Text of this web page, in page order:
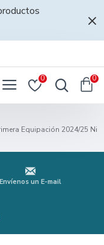
0 0
Equipación 2024/25 Ni
Envíenos un E-mail